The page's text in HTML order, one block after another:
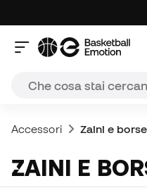
Accessori Zaini e borse
ZAINI E